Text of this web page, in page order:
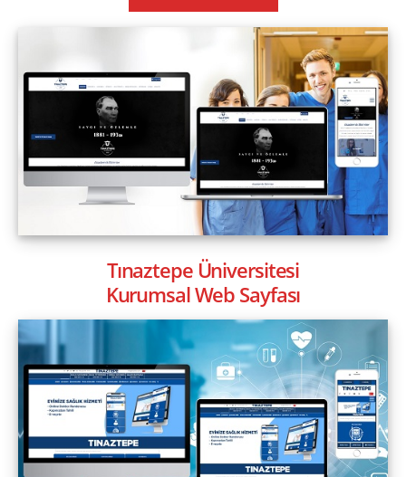
Tınaztepe Üniversitesi
Kurumsal Web Sayfası